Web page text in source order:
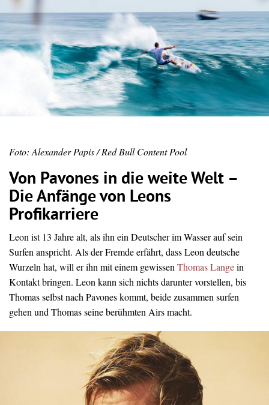
Foto: Alexander Papis / Red Bull Content Pool
Von Pavones in die weite Welt –
Die Anfänge von Leons
Profikarriere
Leon ist 13 Jahre alt, als ihn ein Deutscher im Wasser auf sein
Surfen anspricht. Als der Fremde erfährt, dass Leon deutsche
Wurzeln hat, will er ihn mit einem gewissenThomas Langein
Kontakt bringen. Leon kann sich nichts darunter vorstellen, bis
Thomas selbst nach Pavones kommt, beide zusammen surfen
gehen und Thomas seine berühmten Airs macht.